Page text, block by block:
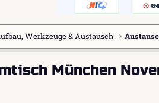
Werkzeuge & Austausch
München